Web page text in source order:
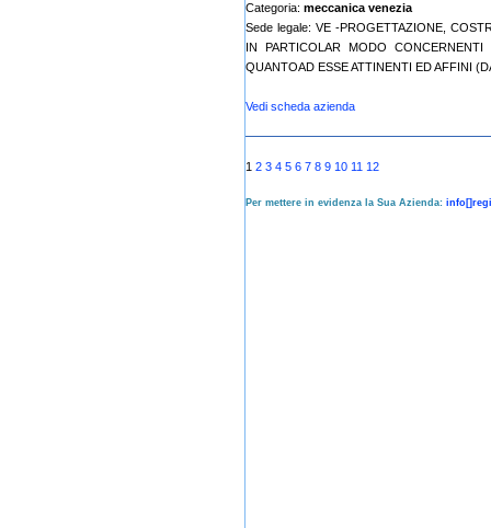
Categoria: meccanica venezia
Sede legale: VE -PROGETTAZIONE,
IN PARTICOLAR MODO
QUANTOAD ESSE ATTINENTI ED AFFINI
Vedi scheda azienda
1 2 3 4 5 6 7 8 9 10 11 12
Per mettere in evidenza la Sua Azienda: